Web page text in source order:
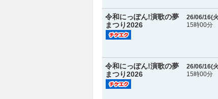
令和にっぽん!演歌の夢
まつり2026
26/06/16(火
15時00分
令和にっぽん!演歌の夢
まつり2026
26/06/16(火
15時00分